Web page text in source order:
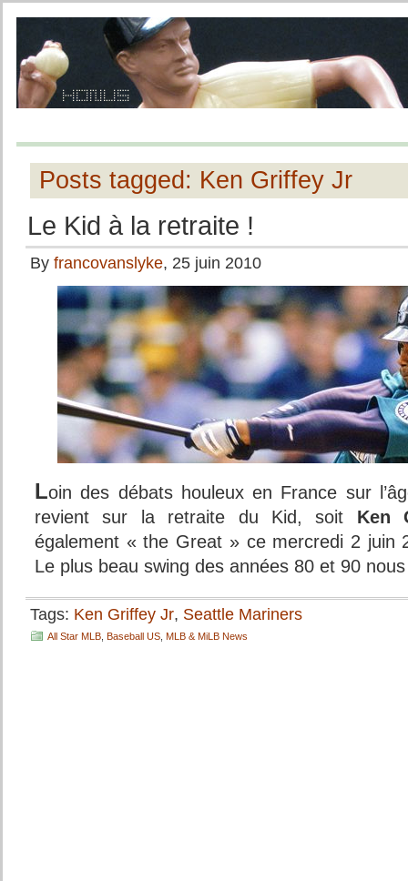
Posts tagged: Ken Griffey Jr
Le Kid à la retraite !
By francovanslyke, 25 juin 2010
Loin des débats houleux en France sur
revient sur la retraite du Kid, soit Ken
également « the Great » ce mercredi 2 juin
Le plus beau swing des années 80 et 90
Tags: Ken Griffey Jr, Seattle Mariners
All Star MLB Baseball US MLB & MiLB News